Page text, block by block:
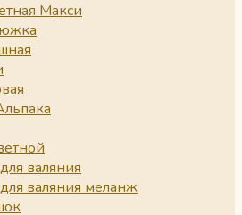
Макси
валяния
валяния меланж